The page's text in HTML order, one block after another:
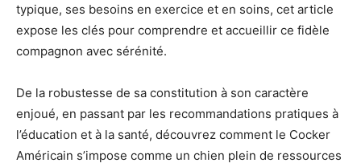
typique, ses besoins en exercice et en soins, cet article
expose les clés pour comprendre et accueillir ce fidèle
compagnon avec sérénité.
De la robustesse de sa constitution à son caractère
enjoué, en passant par les recommandations pratiques à
l’éducation et à la santé, découvrez comment le Cocker
Américain s’impose comme un chien plein de ressources